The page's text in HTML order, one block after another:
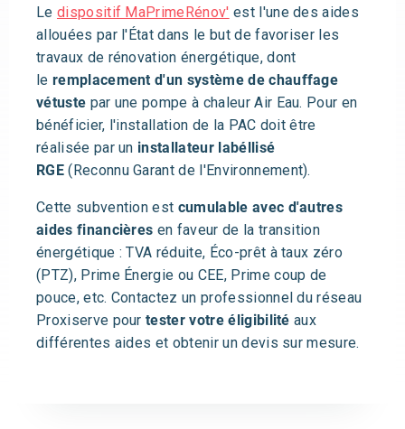
Le dispositif MaPrimeRénov' est l'une des aides
allouées par l'État dans le but de favoriser les
travaux de rénovation énergétique, dont
le remplacement d'un système de chauffage
vétuste par une pompe à chaleur Air Eau. Pour en
bénéficier, l'installation de la PAC doit être
réalisée par un installateur labéllisé
RGE(Reconnu Garant de l'Environnement).
Cette subvention est cumulable avec d'autres
aides financières en faveur de la transition
énergétique : TVA réduite, Éco-prêt à taux zéro
(PTZ), Prime Énergie ou CEE, Prime coup de
pouce, etc. Contactez un professionnel du réseau
Proxiserve pourtester votre éligibilité aux
différentes aides et obtenir un devis sur mesure.